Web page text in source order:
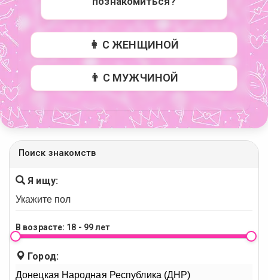
👩 С ЖЕНЩИНОЙ
👨 С МУЖЧИНОЙ
Поиск знакомств
Я ищу:
В возрасте: 18 - 99 лет
Город: